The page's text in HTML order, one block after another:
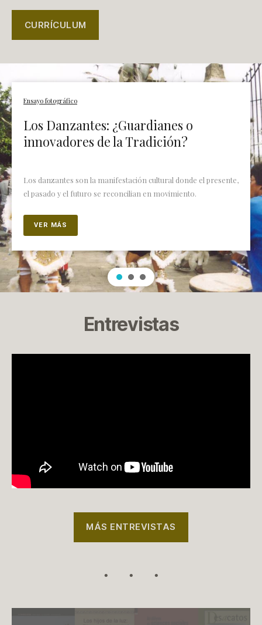
CURRÍCULUM
Ensayo fotográfico
Los Danzantes: ¿Guardianes o
innovadores de la Tradición?
Los danzantes son la manifestación cultural donde el presente,
el pasado y el futuro se reconcilian en movimiento.
VER MÁS
Entrevistas
MÁS ENTREVISTAS